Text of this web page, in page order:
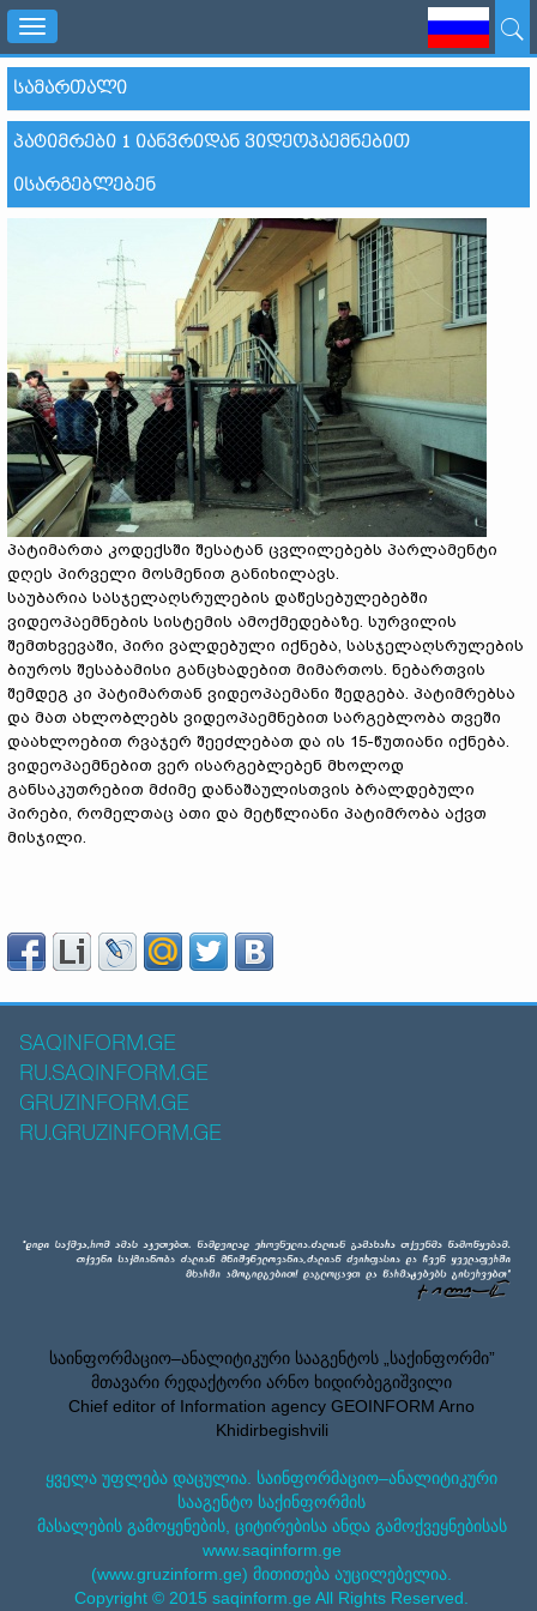
Toggle
navigation
ᲡᲐᲛᲐᲠᲗᲐᲚᲘ
ᲞᲐᲢᲘᲛᲠᲔᲑᲘ 1 ᲘᲐᲜᲕᲠᲘᲓᲐᲜ ᲕᲘᲓᲔᲝᲞᲐᲔᲛᲜᲔᲑᲘᲗ
ᲘᲡᲐᲠᲒᲔᲑᲚᲔᲑᲔᲜ
პატიმართა კოდექსში შესატან ცვლილებებს პარლამენტი
დღეს პირველი მოსმენით განიხილავს.
საუბარია სასჯელაღსრულების დაწესებულებებში
ვიდეოპაემნების სისტემის ამოქმედებაზე. სურვილის
შემთხვევაში, პირი ვალდებული იქნება, სასჯელაღსრულების
ბიუროს შესაბამისი განცხადებით მიმართოს. ნებართვის
შემდეგ კი პატიმართან ვიდეოპაემანი შედგება. პატიმრებსა
და მათ ახლობლებს ვიდეოპაემნებით სარგებლობა თვეში
დაახლოებით რვაჯერ შეეძლებათ და ის 15-წუთიანი იქნება.
ვიდეოპაემნებით ვერ ისარგებლებენ მხოლოდ
განსაკუთრებით მძიმე დანაშაულისთვის ბრალდებული
პირები, რომელთაც ათი და მეტწლიანი პატიმრობა აქვთ
მისჯილი.
SAQINFORM.GE
RU.SAQINFORM.GE
GRUZINFORM.GE
RU.GRUZINFORM.GE
საინფორმაციო–ანალიტიკური სააგენტოს „საქინფორმი”
მთავარი რედაქტორი არნო ხიდირბეგიშვილი
Chief editor of Information agency GEOINFORM Arno
Khidirbegishvili
ყველა უფლება დაცულია. საინფორმაციო–ანალიტიკური
სააგენტო საქინფორმის
მასალების გამოყენების, ციტირებისა ანდა გამოქვეყნებისას
www.saqinform.ge
(www.gruzinform.ge) მითითება აუცილებელია.
Copyright © 2015 saqinform.ge All Rights Reserved.